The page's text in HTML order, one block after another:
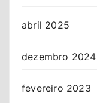
abril 2025
dezembro 2024
fevereiro 2023